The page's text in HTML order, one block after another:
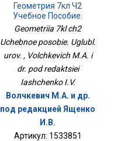
Геометрия 7кл Ч2
Учебное Пособие.
Углубл. Уров.
Geometriia 7kl ch2
Uchebnoe posobie. Uglubl.
urov. , Volchkevich M.A. i
dr. pod redaktsiei
Iashchenko I.V.
Волчкевич М.А. и др.
под редакцией Ященко
И.В.
Артикул: 1533851